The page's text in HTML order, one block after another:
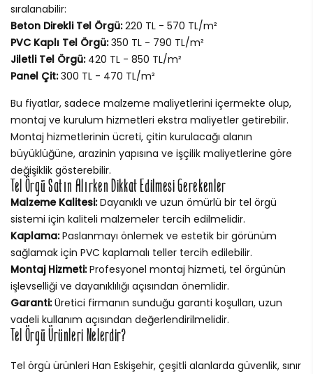
sıralanabilir:
Beton Direkli Tel Örgü:220 TL - 570 TL/m²
PVC Kaplı Tel Örgü:350 TL - 790 TL/m²
Jiletli Tel Örgü:420 TL - 850 TL/m²
Panel Çit:300 TL - 470 TL/m²
Bu fiyatlar, sadece malzeme maliyetlerini içermekte olup,
montaj ve kurulum hizmetleri ekstra maliyetler getirebilir.
Montaj hizmetlerinin ücreti, çitin kurulacağı alanın
büyüklüğüne, arazinin yapısına ve işçilik maliyetlerine göre
değişiklik gösterebilir.
Tel Örgü Satın Alırken Dikkat Edilmesi Gerekenler
Malzeme Kalitesi:Dayanıklı ve uzun ömürlü bir tel örgü
sistemi için kaliteli malzemeler tercih edilmelidir.
Kaplama:Paslanmayı önlemek ve estetik bir görünüm
sağlamak için PVC kaplamalı teller tercih edilebilir.
Montaj Hizmeti:Profesyonel montaj hizmeti, tel örgünün
işlevselliği ve dayanıklılığı açısından önemlidir.
Garanti:Üretici firmanın sunduğu garanti koşulları, uzun
vadeli kullanım açısından değerlendirilmelidir.
Tel Örgü Ürünleri Nelerdir?
Tel örgü ürünleri Han Eskişehir, çeşitli alanlarda güvenlik, sınır